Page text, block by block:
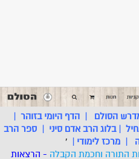
הסולם |הדף היומי בזוהר |
|בלוג הרב אדם סיני |ספר הרב
| מרכז לימודי |
'
התורה וחכמת הקבלה - הרצאות